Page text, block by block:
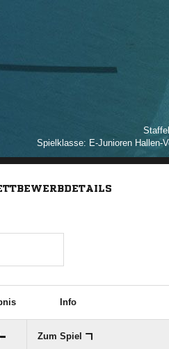
Spielklasse: E-Junioren Hallen-
Info
Zum Spiel